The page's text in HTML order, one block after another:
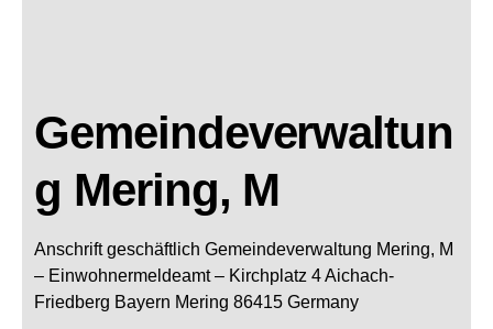
Gemeindeverwaltun
g Mering, M
Anschrift geschäftlich Gemeindeverwaltung Mering, M
– Einwohnermeldeamt – Kirchplatz 4Aichach-
Friedberg Bayern Mering 86415 Germany